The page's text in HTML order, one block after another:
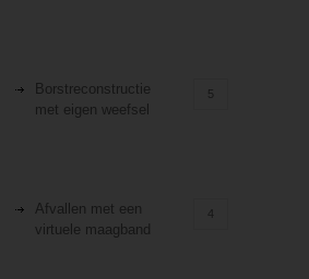
Borstreconstructie
met eigen weefsel
5
Afvallen met een
virtuele maagband
4